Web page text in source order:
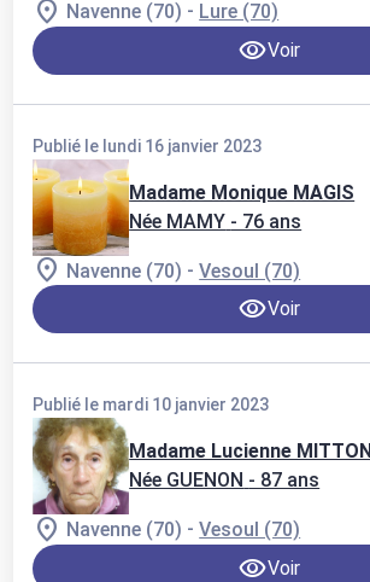
Navenne (70) - Lure (70)
Voir
Publié le lundi 16 janvier 2023
Madame Monique MAGIS
Née MAMY - 76 ans
Navenne (70) -Vesoul (70)
Voir
Publié le mardi 10 janvier 2023
Madame Lucienne MITTON
Née GUENON - 87 ans
Navenne (70) -Vesoul (70)
Voir